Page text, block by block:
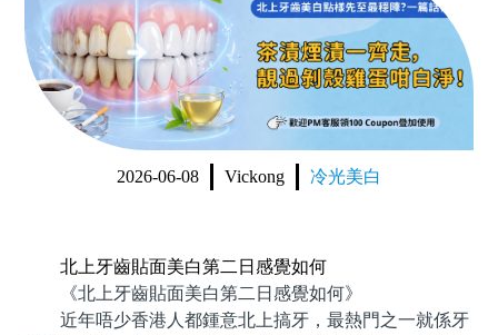
醫療新聞 medical news
種植牙 dental implant
箍牙 orthodontics
收費標準 change standard
2026-06-08 Vickong 冷光美白
北上牙齒貼面美白第二日感覺如何
《北上牙齒貼面美白第二日感覺如何》
近年唔少香港人都鍾意北上搞牙，最熱門之一就係牙